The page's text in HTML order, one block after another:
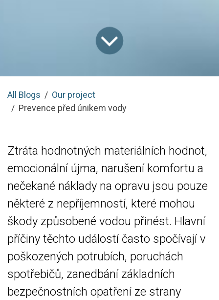
All Blogs
Our project
Prevence před únikem vody
Ztráta hodnotných materiálních hodnot,
emocionální újma, narušení komfortu a
nečekané náklady na opravu jsou pouze
některé z nepříjemností, které mohou
škody způsobené vodou přinést. Hlavní
příčiny těchto událostí často spočívají v
poškozených potrubích, poruchách
spotřebičů, zanedbání základních
bezpečnostních opatření ze strany